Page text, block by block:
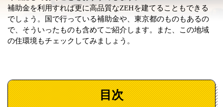
補助金を利用すれば更に高品質なZEHを建てることもできる
でしょう。国で行っている補助金や、東京都のものもあるの
で、そういったものも含めてご紹介します。また、この地域
の住環境もチェックしてみましょう。
目次